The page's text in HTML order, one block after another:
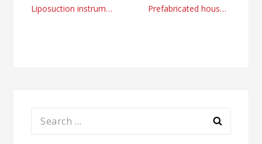
Post
Liposuction instruments wholesale supplier 2024 Prefabricated house factory in China
Search